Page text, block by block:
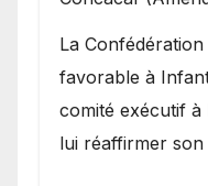
La
favorable à
comité exécutif à
lui réaffirmer son